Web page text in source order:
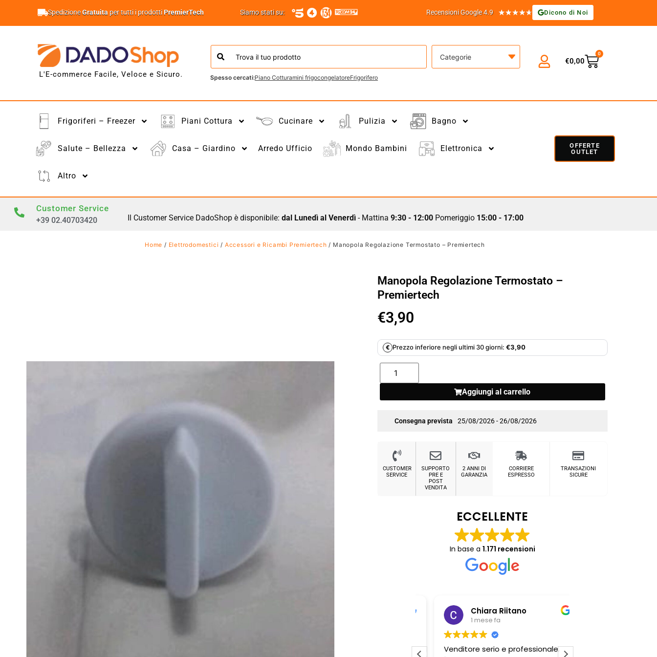
SpedizioneGratuita per tutti i prodottiPremierTech Siamo stati su: Recensioni Google 4.9 ★★★★★ Dicono di Noi
L'E-commerce Facile, Veloce e Sicuro.
Categorie
Spesso cercati:Piano Cotturamini frigocongelatoreFrigorifero
€0,00
0
Frigoriferi – Freezer Piani Cottura Cucinare Pulizia Bagno
Salute – Bellezza Casa – Giardino Arredo Ufficio Mondo Bambini Elettronica
Altro
OFFERTE
OUTLET
Customer Service
+39 02.40703420 Il Customer Service DadoShop è disponibile: dal Lunedì al Venerdì- Mattina 9:30 - 12:00Pomeriggio 15:00 - 17:00
Home / Elettrodomestici / Accessori e Ricambi Premiertech / Manopola Regolazione Termostato – Premiertech
Manopola Regolazione Termostato –
Premiertech
€3,90
€ Prezzo inferiore negli ultimi 30 giorni: €3,90
Aggiungi al carrello
Consegna prevista 25/08/2026 - 26/08/2026
CUSTOMER
SERVICE
SUPPORTO
PRE E
POST
VENDITA
2 ANNI DI
GARANZIA
CORRIERE
ESPRESSO
TRANSAZIONI
SICURE
ECCELLENTE
In base a 1.171 recensioni
Chiara Riitano
1 mese fa
Venditore serio e professionale..